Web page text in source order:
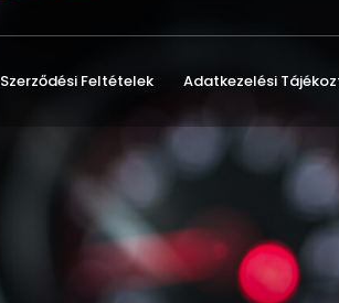
Szerződési Feltételek Adatkezelési